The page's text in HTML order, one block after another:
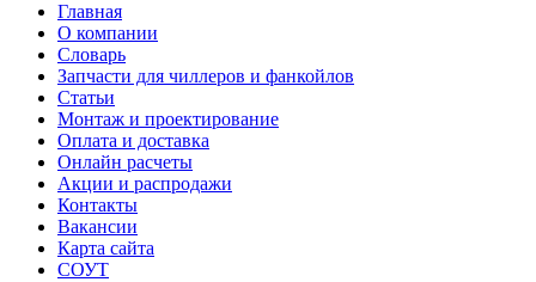
Главная
О компании
Словарь
Запчасти для чиллеров и фанкойлов
Статьи
Монтаж и проектирование
Оплата и доставка
Онлайн расчеты
Акции и распродажи
Контакты
Вакансии
Карта сайта
СОУТ